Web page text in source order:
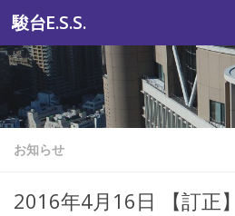
コンテンツへスキップ
駿台E.S.S.
お知らせ
2016年4月16日 【訂正